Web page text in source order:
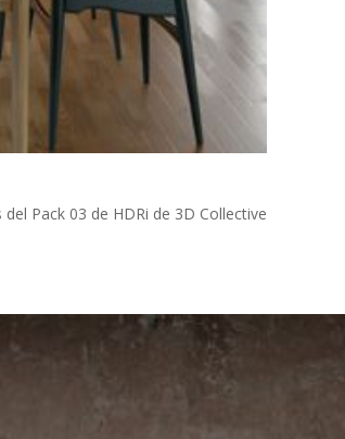
Pack 03 de HDRi de 3D Collective